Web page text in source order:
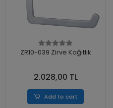
ZR10-039 Zirve Kağıtlık
2.028,00 TL
Add to cart